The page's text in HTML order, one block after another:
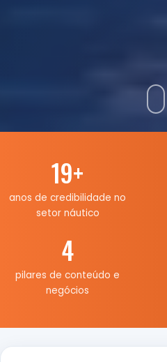
19+
anos de credibilidade no
setor náutico
4
pilares de conteúdo e
negócios